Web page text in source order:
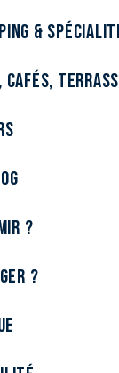
&
cafés,
?
?